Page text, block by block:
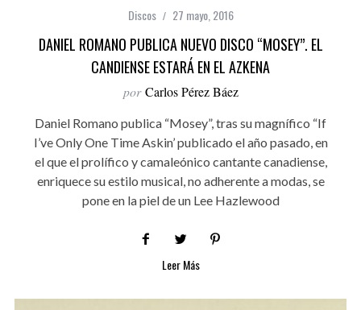
Discos 27 mayo, 2016
DANIEL ROMANO PUBLICA NUEVO DISCO “MOSEY”. EL
CANDIENSE ESTARÁ EN EL AZKENA
por Carlos Pérez Báez
Daniel Romano publica “Mosey”, tras su magnífico “If
I’ve Only One Time Askin’ publicado el año pasado, en
el que el prolífico y camaleónico cantante canadiense,
enriquece su estilo musical, no adherente a modas, se
pone en la piel de un Lee Hazlewood
Leer Más